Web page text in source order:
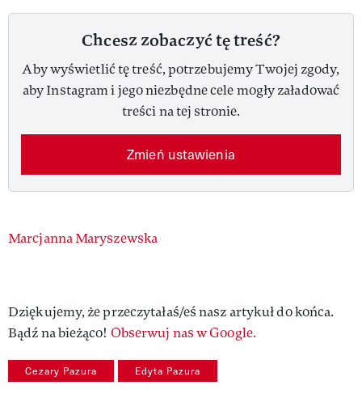
Chcesz zobaczyć tę treść?
Aby wyświetlić tę treść, potrzebujemy Twojej zgody,
aby Instagram i jego niezbędne cele mogły załadować
treści na tej stronie.
Zmień ustawienia
Authors
Marcjanna Maryszewska
Dziękujemy, że przeczytałaś/eś nasz artykuł do końca.
Bądź na bieżąco! Obserwuj nas w Google.
Cezary Pazura Edyta Pazura